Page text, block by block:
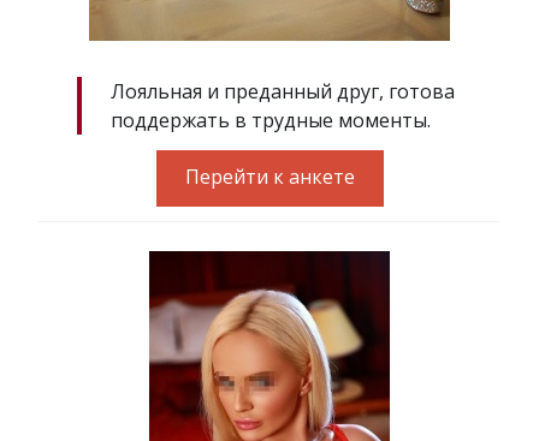
Лояльная и преданный друг, готова
поддержать в трудные моменты.
Перейти к анкете